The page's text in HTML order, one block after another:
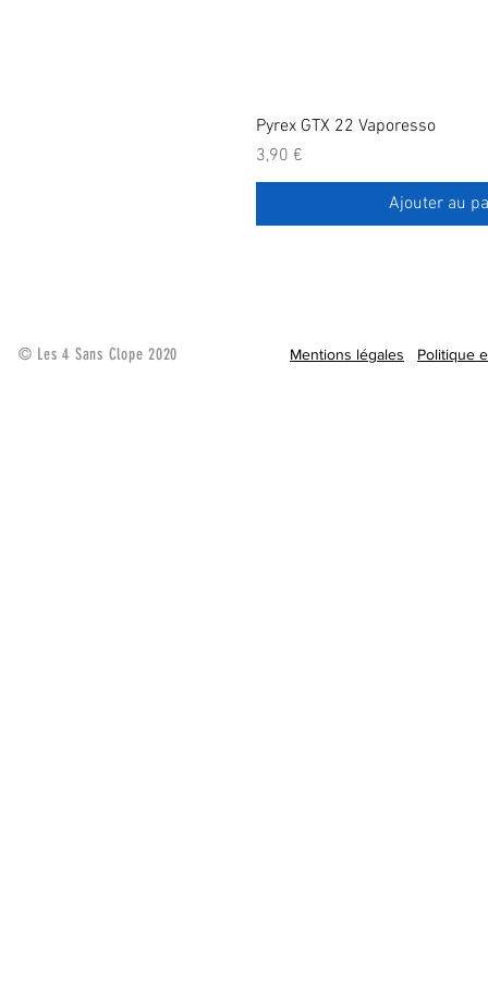
Pyrex GTX 22 Vaporesso
Prix
3,90 €
Ajouter au
© Les 4 Sans Clope 2020 Mentions légales Politique